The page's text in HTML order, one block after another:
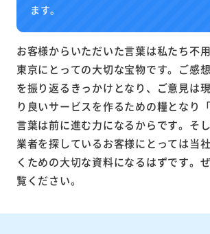
ます。
お客様からいただいた言葉は私たち不
東京にとっての大切な宝物です。ご感
を振り返るきっかけとなり、ご意見は
り良いサービスを作るための糧となり
言葉は前に進む力になるからです。そ
業者を探しているお客様にとっては当
くための大切な資料になるはずです。
覧ください。